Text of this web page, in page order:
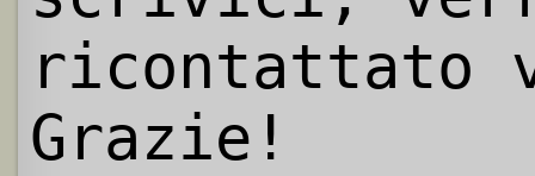
ricontattato
Grazie!